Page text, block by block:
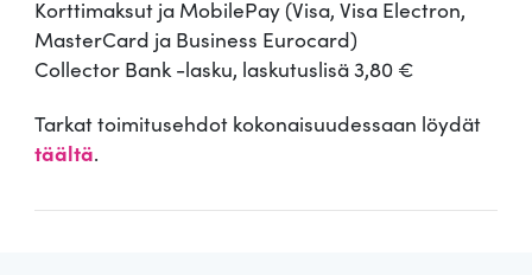
Korttimaksut ja MobilePay (Visa, Visa Electron,
MasterCard ja Business Eurocard)
Collector Bank -lasku, laskutuslisä 3,80 €
Tarkat toimitusehdot kokonaisuudessaan löydät
täältä.